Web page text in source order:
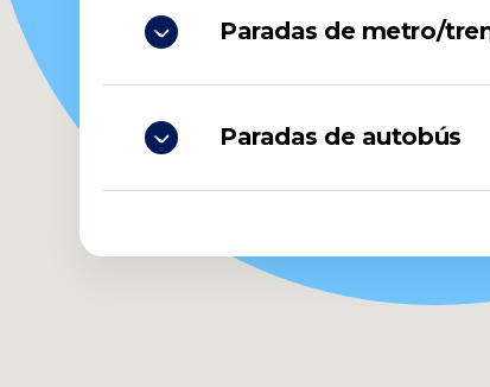
Paradas de metro/
Paradas de autobús